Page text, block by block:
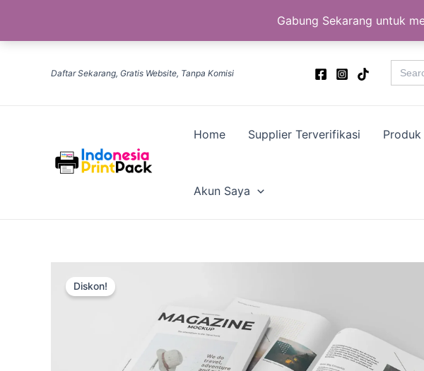
Gabung Sekarang untuk
Daftar Sekarang, Gratis Website, Tanpa Komisi
Search
for:
Home Supplier Terverifikasi
Akun Saya
Diskon!